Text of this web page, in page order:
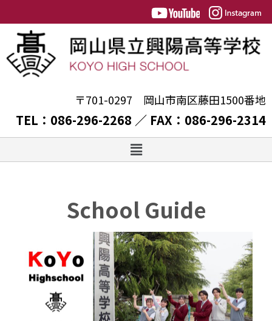
〒701-0297 岡山市南区藤田1500番地
TEL：086-296-2268 ／ FAX：086-296-2314
School Guide